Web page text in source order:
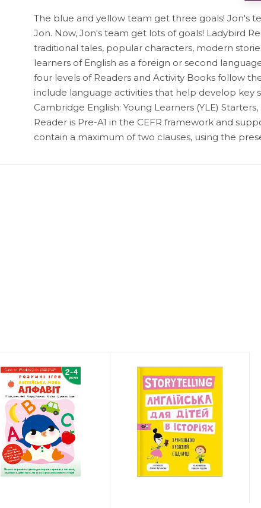
The blue and yellow team get three goals! Jon's
Jon. Now, Jon's team get lots of goals! Ladybird
traditional tales, popular characters, modern
learners of English as a foreign or second
four levels of Readers and Activity Books follow
include language activities that help develop key
Cambridge English: Young Learners (YLE)
Reader is Pre-A1 in the CEFR framework and
contain a maximum of two clauses, using the